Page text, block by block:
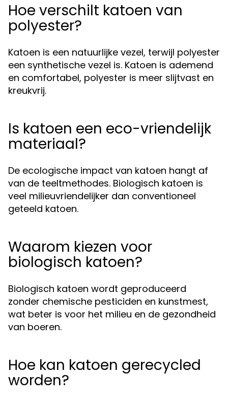
Hoe verschilt katoen van
polyester?
Katoen is een natuurlijke vezel, terwijl polyester
een synthetische vezel is. Katoen is ademend
en comfortabel, polyester is meer slijtvast en
kreukvrij.
Is katoen een eco-vriendelijk
materiaal?
De ecologische impact van katoen hangt af
van de teeltmethodes. Biologisch katoen is
veel milieuvriendelijker dan conventioneel
geteeld katoen.
Waarom kiezen voor
biologisch katoen?
Biologisch katoen wordt geproduceerd
zonder chemische pesticiden en kunstmest,
wat beter is voor het milieu en de gezondheid
van boeren.
Hoe kan katoen gerecycled
worden?